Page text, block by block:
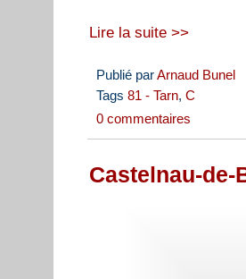
Lire la suite >>
Publié parArnaud Bunel
Tags 81 - Tarn, C
0 commentaires
Castelnau-de-